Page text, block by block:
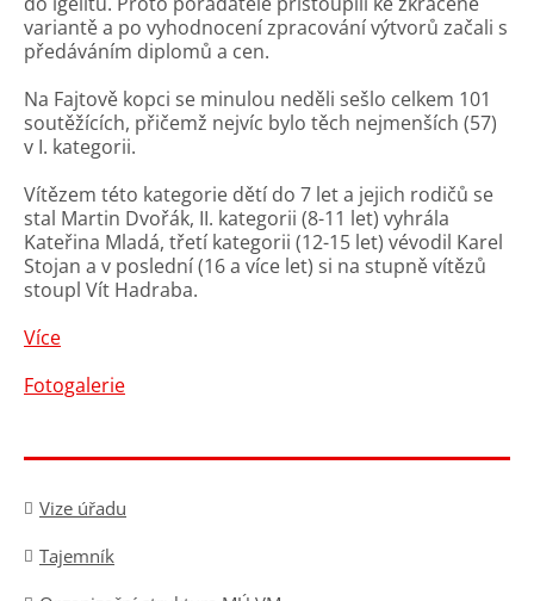
variantě a po vyhodnocení zpracování výtvorů začali s
předáváním diplomů a cen.
Na Fajtově kopci se minulou neděli sešlo celkem 101
soutěžících, přičemž nejvíc bylo těch nejmenších (57)
v I. kategorii.
Vítězem této kategorie dětí do 7 let a jejich rodičů se
stal Martin Dvořák, II. kategorii (8-11 let) vyhrála
Kateřina Mladá, třetí kategorii (12-15 let) vévodil Karel
Stojan a v poslední (16 a více let) si na stupně vítězů
stoupl Vít Hadraba.
Více
Fotogalerie
Vize úřadu
Tajemník